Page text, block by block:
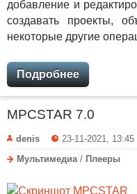
добавление и
создавать проекты,
некоторые другие
Подробнее
MPCSTAR 7.0
denis 23-11-2021, 13:45
Мультимедиа / Плееры